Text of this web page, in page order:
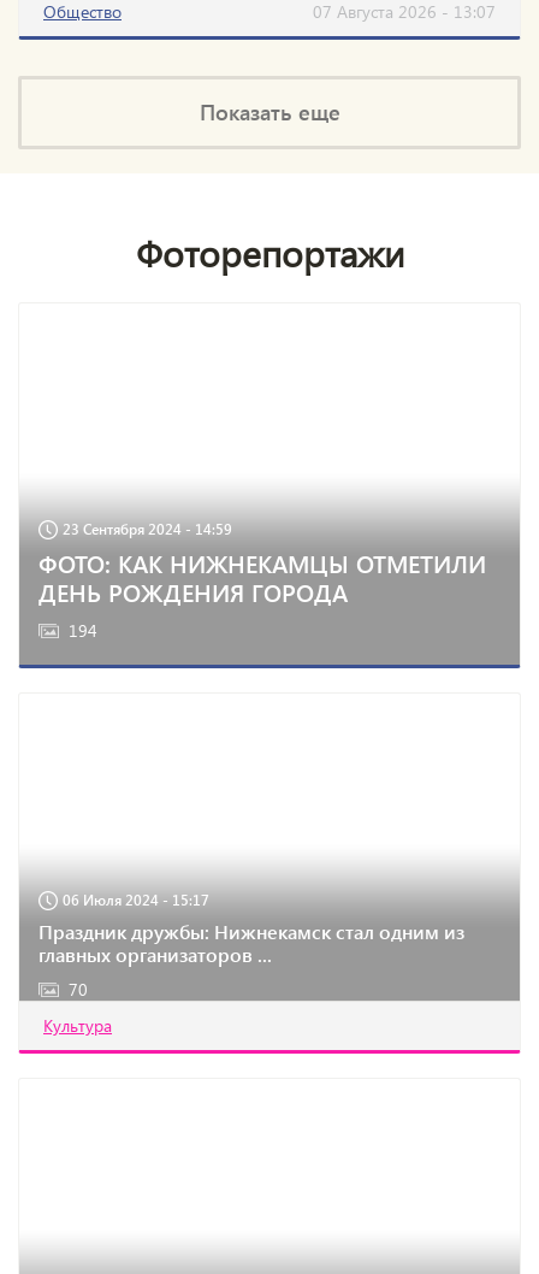
Общество 07 Августа 2026 - 13:07
Показать еще
Фоторепортажи
23 Сентября 2024 - 14:59
ФОТО: КАК НИЖНЕКАМЦЫ ОТМЕТИЛИ
ДЕНЬ РОЖДЕНИЯ ГОРОДА
194
06 Июля 2024 - 15:17
Праздник дружбы: Нижнекамск стал одним из
главных организаторов ...
70
Культура